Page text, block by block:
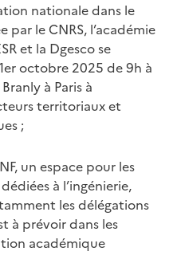
nationale dans le
par le CNRS, l’académie
et la Dgesco se
octobre 2025 de 9h à
à Paris à
territoriaux et
;
un espace pour les
à l’ingénierie,
les délégations
à prévoir dans les
académique